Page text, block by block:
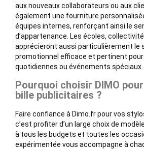
aux nouveaux collaborateurs ou aux
également une fourniture
équipes internes, renforçant ainsi le
d’appartenance. Les écoles,
apprécieront aussi particulièrement le
promotionnel efficace et pertinent
quotidiennes ou événements spéciaux.
Pourquoi choisir DIMO
bille publicitaires ?
Faire confiance à Dimo.fr pour vos
c’est profiter d’un large choix de
à tous les budgets et toutes les
expérimentée vous accompagne à